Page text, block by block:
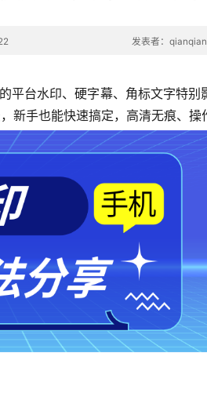
发表者：qianqian
平台水印、硬字幕、角标文字特
手也能快速搞定，高清无痕、操